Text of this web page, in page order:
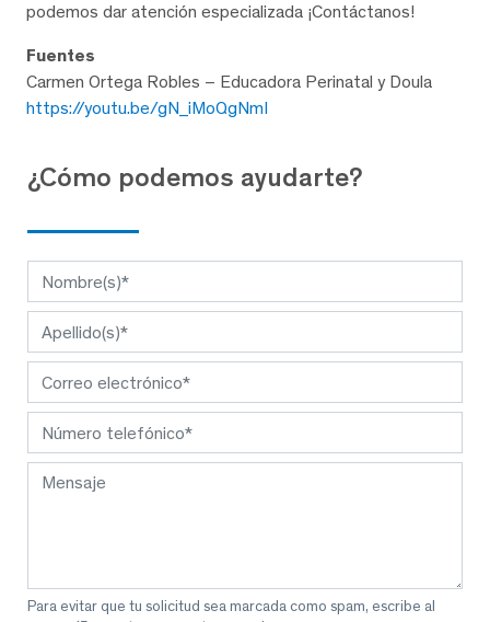
podemos dar atención especializada ¡Contáctanos!
Fuentes
Carmen Ortega Robles – Educadora Perinatal y Doula
https://youtu.be/gN_iMoQgNmI
¿Cómo podemos ayudarte?
Para evitar que tu solicitud sea marcada como spam, escribe al